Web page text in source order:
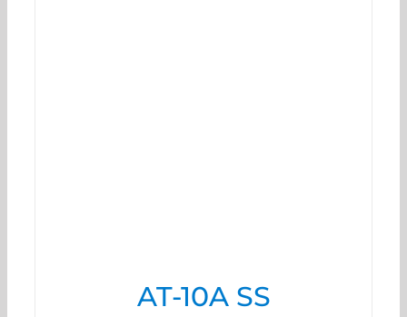
AT-10A SS